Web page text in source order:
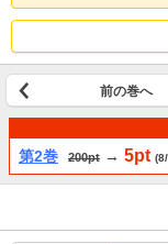
前の巻へ
第2巻 200pt → 5pt